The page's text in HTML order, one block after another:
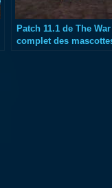
Patch 11.1 de The
complet des